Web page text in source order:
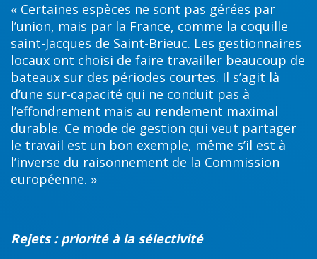
« Certaines espèces ne sont pas gérées par
l’union, mais par la France, comme la coquille
saint-Jacques de Saint-Brieuc. Les gestionnaires
locaux ont choisi de faire travailler beaucoup de
bateaux sur des périodes courtes. Il s’agit là
d’une sur-capacité qui ne conduit pas à
l’effondrement mais au rendement maximal
durable. Ce mode de gestion qui veut partager
le travail est un bon exemple, même s’il est à
l’inverse du raisonnement de la Commission
européenne. »
Rejets : priorité à la sélectivité